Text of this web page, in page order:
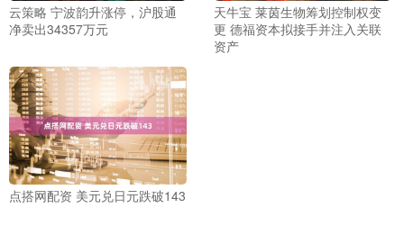
云策略 宁波韵升涨停，沪股通
净卖出34357万元
天牛宝 莱茵生物筹划控制权变
更 德福资本拟接手并注入关联
资产
点搭网配资 美元兑日元跌破143